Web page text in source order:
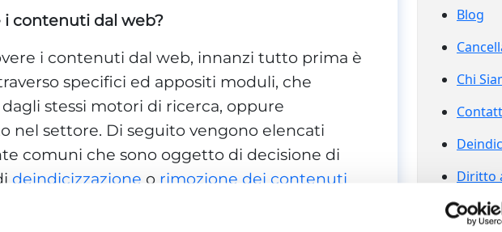
i contenuti dal web?
i contenuti dal web, innanzi tutto prima è
specifici ed appositi moduli, che
stessi motori di ricerca, oppure
nel settore. Di seguito vengono elencati
comuni che sono oggetto di decisione di
deindicizzazione o rimozione dei contenuti
Blog
Chi
Diritto
Diritto